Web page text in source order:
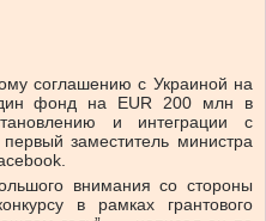
соглашению с Украиной на
фонд на EUR 200 млн в
и интеграции с
первый заместитель министра
внимания со стороны
в рамках грантового